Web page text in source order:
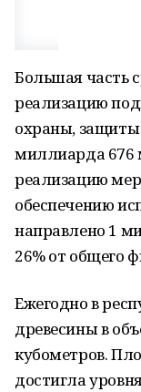
Большая часть
реализацию
охраны, защиты
миллиарда 676
реализацию
обеспечению
направлено 1
26% от общего
Ежегодно в
древесины в
кубометров.
достигла